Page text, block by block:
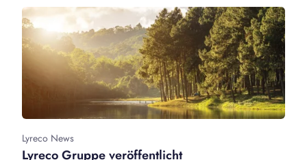
Lyreco News
Lyreco Gruppe veröffentlicht